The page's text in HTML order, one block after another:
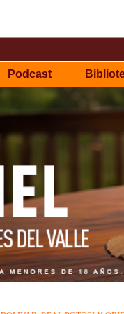
Podcast